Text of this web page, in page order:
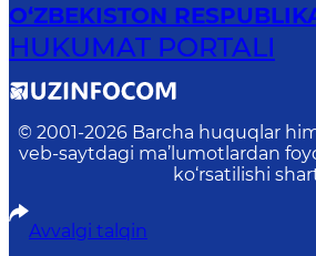
O‘ZBEKISTON
HUKUMAT PORTALI
© 2001-2026 Barcha huquqlar
veb-saytdagi ma’lumotlardan
ko‘rsatilishi
Avvalgi talqin